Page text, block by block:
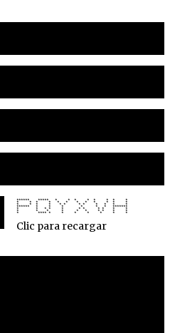
****** ***** * * * * * * * *
* * * * * * * * * * * *
* * * * * * * * * * * *
****** * * * * * * *******
* * * * * * * * * * *
* * * * * * * * * *
* **** * * * * * * *
Clic para recargar